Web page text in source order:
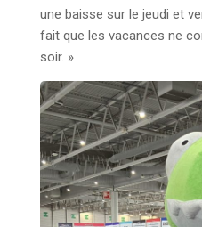
une baisse sur le jeudi et
fait que les vacances ne
soir. »